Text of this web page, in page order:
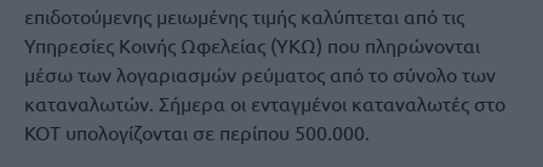
επιδοτούμενης μειωμένης τιμής καλύπτεται από τις
Υπηρεσίες Κοινής Ωφελείας (ΥΚΩ) που πληρώνονται
μέσω των λογαριασμών ρεύματος από το σύνολο των
καταναλωτών. Σήμερα οι ενταγμένοι καταναλωτές στο
ΚΟΤ υπολογίζονται σε περίπου 500.000.